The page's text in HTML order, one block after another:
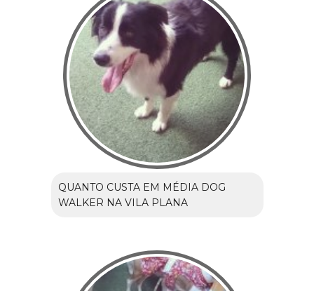
QUANTO CUSTA EM MÉDIA DOG
WALKER NA VILA PLANA